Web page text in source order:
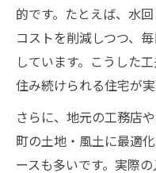
的です。たとえば、水
コストを削減しつつ、
しています。こうした
住み続けられる住宅が実
さらに、地元の工務店
町の土地・風土に最適
ースも多いです。実際